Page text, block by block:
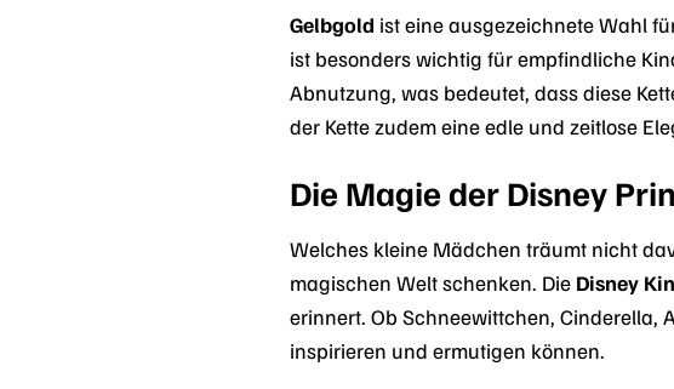
Gelbgold ist eine ausgezeichnete Wahl
ist besonders wichtig für empfindliche
Abnutzung, was bedeutet, dass diese
der Kette zudem eine edle und zeitlose
Die Magie der Disney
Welches kleine Mädchen träumt nicht
magischen Welt schenken. Die Disney
erinnert. Ob Schneewittchen, Cinderella,
inspirieren und ermutigen können.